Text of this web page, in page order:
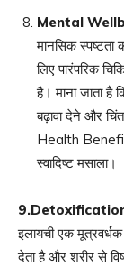
Mental
मानसिक
लिए पारंपरिक
है। माना जाता है
बढ़ावा देने और
Health
स्वादिष्ट मसाला।
इलायची एक मूत्रवर्धक
देता है और शरीर से